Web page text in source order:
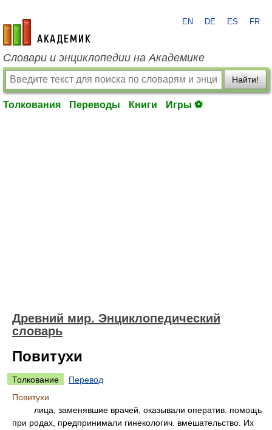
academic.ru
EN DE ES FR
Словари и энциклопедии на Академике
Найти!
Толкования Переводы Книги Игры ⚽
Древний мир. Энциклопедический
словарь
Повитухи
Толкование
Перевод
Повитухи
лица, заменявшие врачей, оказывали оператив. помощь
при родах, предпринимали гинекологич. вмешательство. Их